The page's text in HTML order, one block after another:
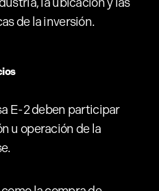
de la inversión.
E-2 deben participar
u operación de la